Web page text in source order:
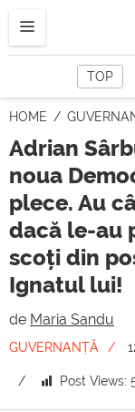
TOP
HOME
Adrian
noua
plece. Au
dacă le-au
scoți din
Ignatul lui!
de Maria Sandu
GUVERNANȚĂ
Post Views: